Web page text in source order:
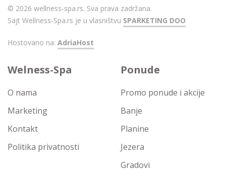
© 2026 wellness-spa.rs. Sva prava zadržana.
Sajt Wellness-Spa.rs je u vlasništvu SPARKETING DOO
Hostovano na: AdriaHost
Welness-Spa
O nama
Marketing
Kontakt
Politika privatnosti
Ponude
Promo ponude i akcije
Banje
Planine
Jezera
Gradovi